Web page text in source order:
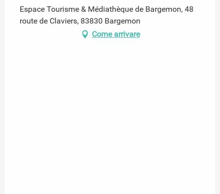
Espace Tourisme & Médiathèque de Bargemon, 48
route de Claviers, 83830 Bargemon
Come arrivare